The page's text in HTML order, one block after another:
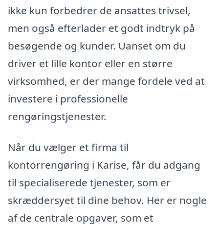
ikke kun forbedrer de ansattes trivsel,
men også efterlader et godt indtryk på
besøgende og kunder. Uanset om du
driver et lille kontor eller en større
virksomhed, er der mange fordele ved at
investere i professionelle
rengøringstjenester.
Når du vælger et firma til
kontorrengøring i Karise, får du adgang
til specialiserede tjenester, som er
skræddersyet til dine behov. Her er nogle
af de centrale opgaver, som et